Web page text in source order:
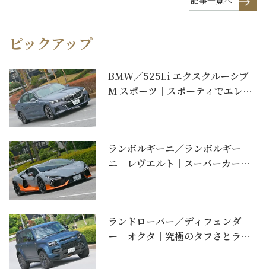
ピックアップ
BMW／525Li エクスクルーシブ
M スポーツ｜スポーティでエレガ
ランボルギーニ／ランボルギー
ニ レヴエルト｜スーパーカーに
ランドローバー／ディフェンダ
ー オクタ｜究極のタフさとラグ